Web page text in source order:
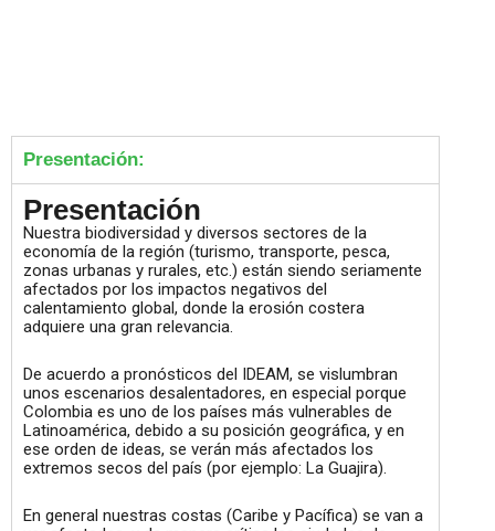
Presentación:
Presentación
Nuestra biodiversidad y diversos sectores de la
economía de la región (turismo, transporte, pesca,
zonas urbanas y rurales, etc.) están siendo seriamente
afectados por los impactos negativos del
calentamiento global, donde la erosión costera
adquiere una gran relevancia.
De acuerdo a pronósticos del IDEAM, se vislumbran
unos escenarios desalentadores, en especial porque
Colombia es uno de los países más vulnerables de
Latinoamérica, debido a su posición geográfica, y en
ese orden de ideas, se verán más afectados los
extremos secos del país (por ejemplo: La Guajira).
En general nuestras costas (Caribe y Pacífica) se van a